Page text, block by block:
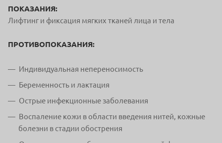
ПОКАЗАНИЯ:
Лифтинг и фиксация мягких тканей лица и тела
ПРОТИВОПОКАЗАНИЯ:
Индивидуальная непереносимость
Беременность и лактация
Острые инфекционные заболевания
Воспаление кожи в области введения нитей, кожные
болезни в стадии обострения